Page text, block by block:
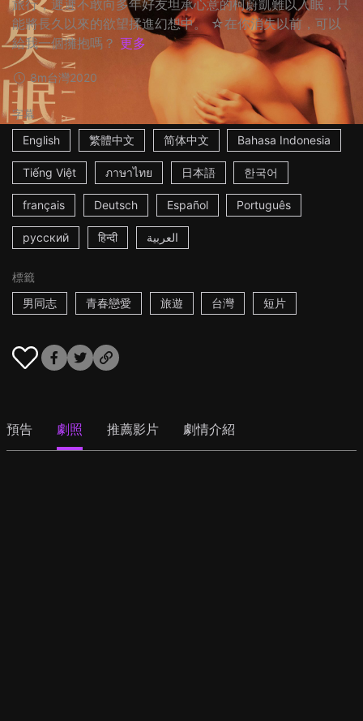
旅行，遲遲不敢向多年好友坦承心意的柯蔚凱難以入眠，只
能將長久以來的欲望揉進幻想中。 ☆在你消失以前，可以
給我一個擁抱嗎？ 更多
8m台灣2020
字幕
English
繁體中文 简体中文 Bahasa Indonesia
Tiếng Việt ภาษาไทย 日本語 한국어
français Deutsch Español Português
русский हिन्दी العربية
標籤
男同志
青春戀愛 旅遊 台灣 短片
預告 劇照 推薦影片 劇情介紹